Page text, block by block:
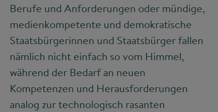
Berufe und Anforderungen oder mündige,
medienkompetente und demokratische
Staatsbürgerinnen und Staatsbürger fallen
nämlich nicht einfach so vom Himmel,
während der Bedarf an neuen
Kompetenzen und Herausforderungen
analog zur technologisch rasanten